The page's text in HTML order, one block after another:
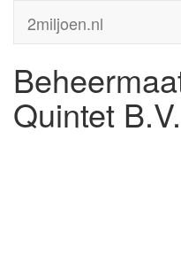
2miljoen.nl
Quintet B.V.